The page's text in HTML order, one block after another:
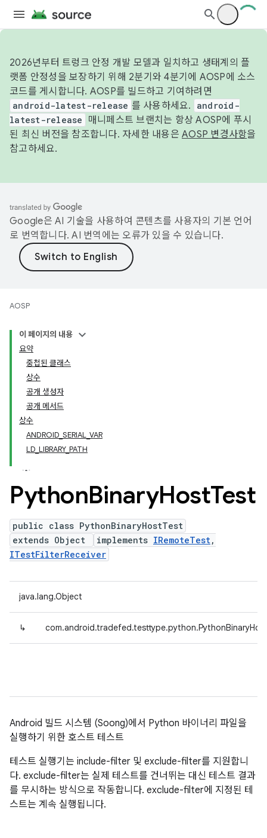
2026년부터 트렁크 안정 개발 모델과 일치하고 생태계의 플
랫폼 안정성을 보장하기 위해 2분기와 4분기에 AOSP에 소스
코드를 게시합니다. AOSP를 빌드하고 기여하려면
android-latest-release 를 사용하세요.
android-
latest-release
매니페스트 브랜치는 항상 AOSP에 푸시
된 최신 버전을 참조합니다. 자세한 내용은 AOSP 변경사항을
참고하세요.
Google은 AI 기술을 사용하여 콘텐츠를 사용자의 기본 언어
로 번역합니다. AI 번역에는 오류가 있을 수 있습니다.
AOSP
이 페이지의 내용
요약
중첩된 클래스
상수
공개 생성자
공개 메서드
상수
ANDROID_SERIAL_VAR
LD_LIBRARY_PATH
PythonBinaryHostTest
public class PythonBinaryHostTest
extends Object
implements IRemoteTest,
ITestFilterReceiver
java.lang.Object
↳
Android 빌드 시스템 (Soong)에서 Python 바이너리 파일을
실행하기 위한 호스트 테스트
테스트 실행기는 include-filter 및 exclude-filter를 지원합니
다. exclude-filter는 실제 테스트를 건너뛰는 대신 테스트 결과
를 무시하는 방식으로 작동합니다. exclude-filter에 지정된 테
스트는 계속 실행됩니다.